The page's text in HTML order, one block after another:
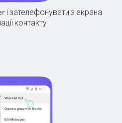
і зателефонувати з екрана
контакту